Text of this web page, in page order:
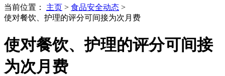
当前位置： 主页 > 食品安全动态 >
使对餐饮、护理的评分可间接为次月费
使对餐饮、护理的评分可间接
为次月费